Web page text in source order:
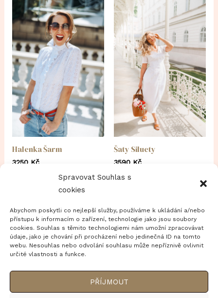
Spravovat Souhlas s
cookies
Abychom poskytli co nejlepší služby, používáme k ukládání a/nebo
přístupu k informacím o zařízení, technologie jako jsou soubory
cookies. Souhlas s těmito technologiemi nám umožní zpracovávat
údaje, jako je chování při procházení nebo jedinečná ID na tomto
webu. Nesouhlas nebo odvolání souhlasu může nepříznivě ovlivnit
určité vlastnosti a funkce.
PŘÍJMOUT
Halenka Šarm
3250 Kč
VÝBĚR MOŽNOSTÍ
Šaty Siluety
3590 Kč
VÝBĚR MOŽNOSTÍ
Jak nakupovat